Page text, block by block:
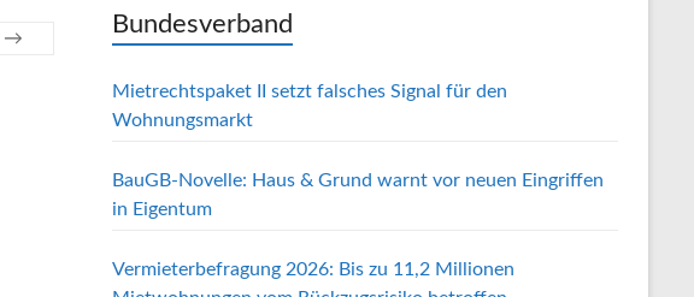
→
Bundesverband
Mietrechtspaket II setzt falsches Signal für den
Wohnungsmarkt
BauGB-Novelle: Haus & Grund warnt vor neuen Eingriffen
in Eigentum
Vermieterbefragung 2026: Bis zu 11,2 Millionen